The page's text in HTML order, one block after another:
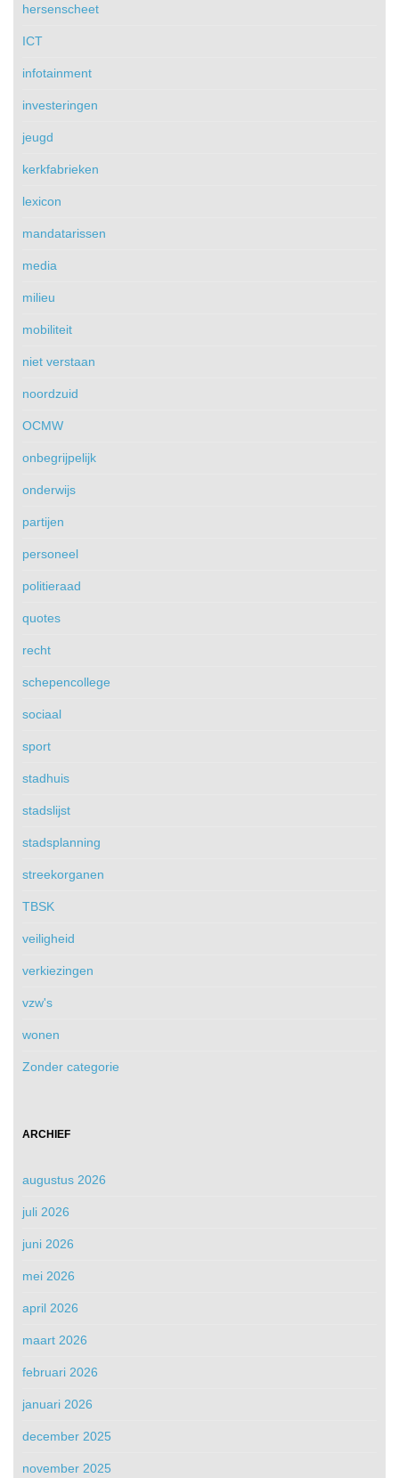
hersenscheet
ICT
infotainment
investeringen
jeugd
kerkfabrieken
lexicon
mandatarissen
media
milieu
mobiliteit
niet verstaan
noordzuid
OCMW
onbegrijpelijk
onderwijs
partijen
personeel
politieraad
quotes
recht
schepencollege
sociaal
sport
stadhuis
stadslijst
stadsplanning
streekorganen
TBSK
veiligheid
verkiezingen
vzw's
wonen
Zonder categorie
ARCHIEF
augustus 2026
juli 2026
juni 2026
mei 2026
april 2026
maart 2026
februari 2026
januari 2026
december 2025
november 2025